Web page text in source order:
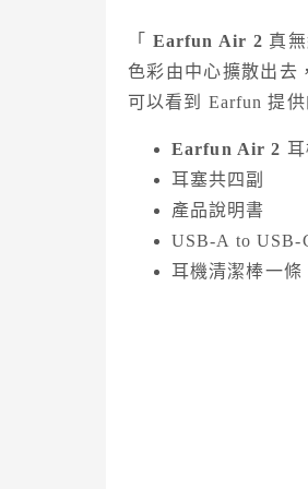
「 Earfun Air 2 真
色彩由中心擴散出去
可以看到 Earfun 提
Earfun Air 2
耳塞共四副
產品說明書
USB-A to USB-
耳機清潔棒一條